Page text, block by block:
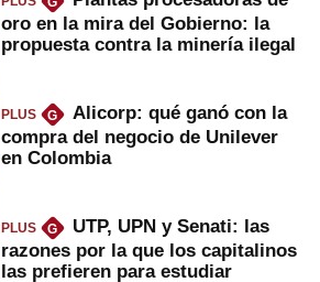
oro en la mira del Gobierno: la
propuesta contra la minería ilegal
PLUS G
Alicorp: qué ganó con la
compra del negocio de Unilever
en Colombia
PLUS G
UTP, UPN y Senati: las
razones por la que los capitalinos
las prefieren para estudiar